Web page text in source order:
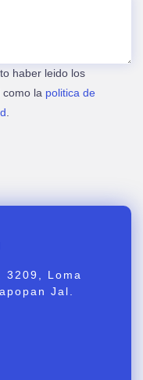
3209, Loma
Jal.
haber leido los
la politica de